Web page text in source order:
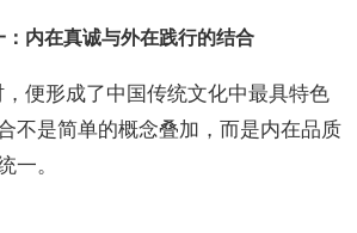
内在真诚与外在践行的结合
便形成了中国传统文化中最具特色
不是简单的概念叠加，而是内在品质
一。